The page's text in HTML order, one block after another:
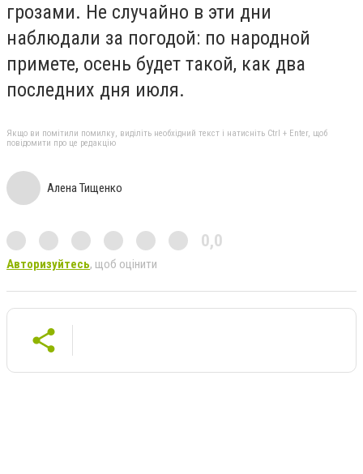
грозами. Не случайно в эти дни
наблюдали за погодой: по народной
примете, осень будет такой, как два
последних дня июля.
Якщо ви помітили помилку, виділіть необхідний текст і натисніть Ctrl + Enter, щоб
повідомити про це редакцію
Алена Тищенко
0,0
Авторизуйтесь, щоб оцінити